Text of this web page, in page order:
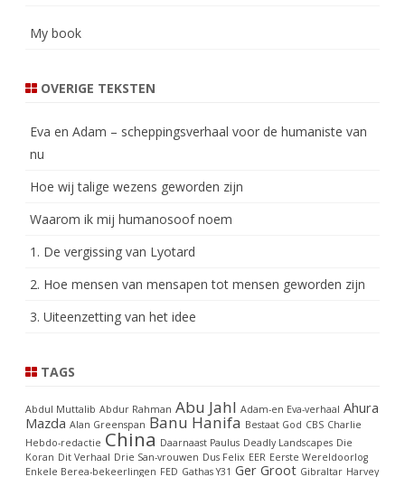
My book
OVERIGE TEKSTEN
Eva en Adam – scheppingsverhaal voor de humaniste van
nu
Hoe wij talige wezens geworden zijn
Waarom ik mij humanosoof noem
1. De vergissing van Lyotard
2. Hoe mensen van mensapen tot mensen geworden zijn
3. Uiteenzetting van het idee
TAGS
Abdul Muttalib Abdur Rahman Abu Jahl Adam-en Eva-verhaal Ahura
Mazda Alan Greenspan Banu Hanifa Bestaat God CBS Charlie
Hebdo-redactie China Daarnaast Paulus Deadly Landscapes Die
Koran Dit Verhaal Drie San-vrouwen Dus Felix EER Eerste Wereldoorlog
Enkele Berea-bekeerlingen FED Gathas Y31 Ger Groot Gibraltar Harvey